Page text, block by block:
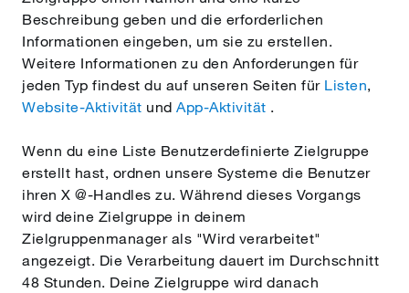
Beschreibung geben und die erforderlichen
Informationen eingeben, um sie zu erstellen.
Weitere Informationen zu den Anforderungen für
jeden Typ findest du auf unseren Seiten für Listen,
Website-Aktivität und App-Aktivität .
Wenn du eine Liste Benutzerdefinierte Zielgruppe
erstellt hast, ordnen unsere Systeme die Benutzer
ihren X @-Handles zu. Während dieses Vorgangs
wird deine Zielgruppe in deinem
Zielgruppenmanager als "Wird verarbeitet"
angezeigt. Die Verarbeitung dauert im Durchschnitt
48 Stunden. Deine Zielgruppe wird danach